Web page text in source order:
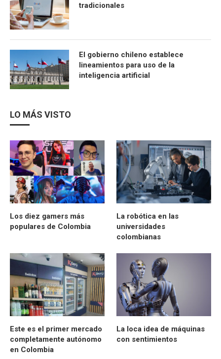
tradicionales
El gobierno chileno establece
lineamientos para uso de la
inteligencia artificial
LO MÁS VISTO
Los diez gamers más
populares de Colombia
La robótica en las
universidades
colombianas
Este es el primer mercado
completamente autónomo
en Colombia
La loca idea de máquinas
con sentimientos